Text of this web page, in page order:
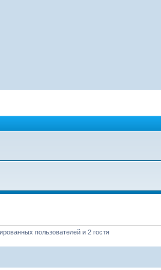
пользователей и 2 гостя